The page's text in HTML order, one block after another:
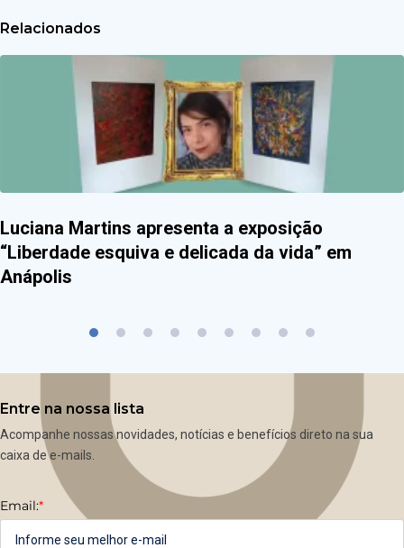
Relacionados
Luciana Martins apresenta a exposição
“Liberdade esquiva e delicada da vida” em
Anápolis
Entre na nossa lista
Acompanhe nossas novidades, notícias e benefícios direto na sua
caixa de e-mails.
Email:*